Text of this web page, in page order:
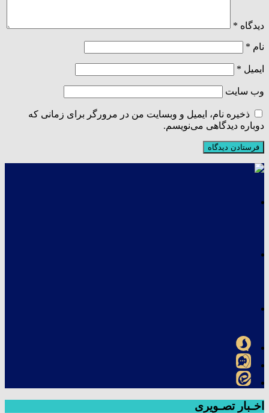
دیدگاه *
نام *
ایمیل *
وب‌ سایت
ذخیره نام، ایمیل و وبسایت من در مرورگر برای زمانی که
دوباره دیدگاهی می‌نویسم.
اخـبار تصـویری